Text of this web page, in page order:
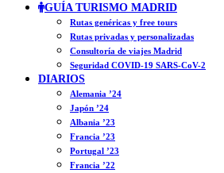
GUÍA TURISMO MADRID
Rutas genéricas y free tours
Rutas privadas y personalizadas
Consultoría de viajes Madrid
Seguridad COVID-19 SARS-CoV-2
DIARIOS
Alemania ’24
Japón ’24
Albania ’23
Francia ’23
Portugal ’23
Francia ’22